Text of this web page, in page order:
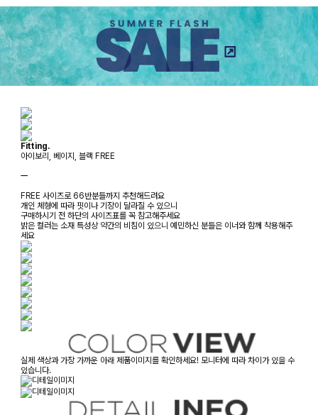
Fitting.
아이보리, 베이지, 블랙 FREE
ㅡ
FREE 사이즈로 66반분들까지 추천해드려요
개인 체형에 따라 핏이나 기장이 달라질 수 있으니
구매하시기 전 하단의 사이즈표를 꼭 참고해주세요
밝은 컬러는 소재 특성상 약간의 비침이 있으니 예민하신 분들은 이너와 함께 착용해주
세요
실제 색상과 가장 가까운 아래 제품이미지를 확인하세요! 모니터에 따라 차이가 있을 수
있습니다.